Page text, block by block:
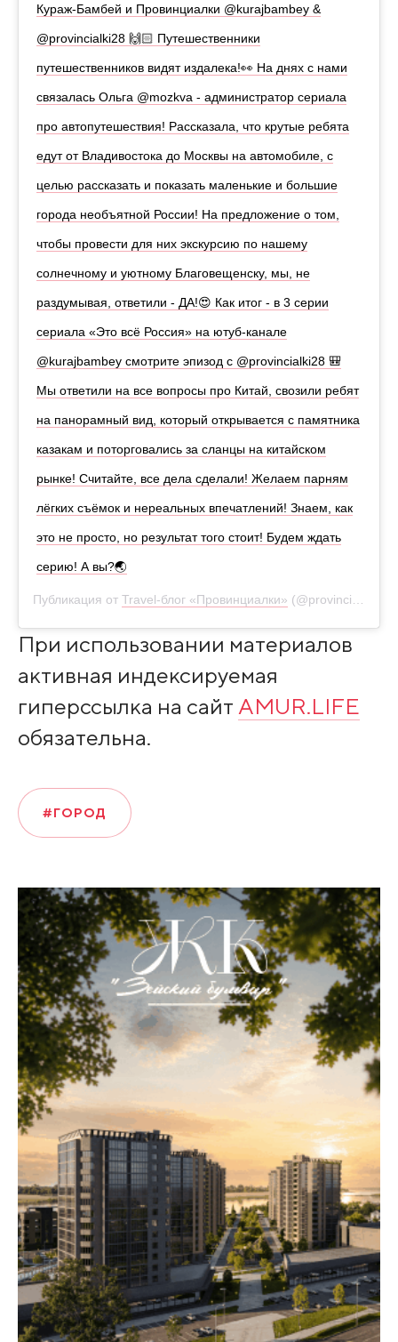
Кураж-Бамбей и Провинциалки @kurajbambey &
@provincialki28 🙌🏻 Путешественники
путешественников видят издалека!👀 На днях с нами
связалась Ольга @mozkva - администратор сериала
про автопутешествия! Рассказала, что крутые ребята
едут от Владивостока до Москвы на автомобиле, с
целью рассказать и показать маленькие и большие
города необъятной России! На предложение о том,
чтобы провести для них экскурсию по нашему
солнечному и уютному Благовещенску, мы, не
раздумывая, ответили - ДА!😍 Как итог - в 3 серии
сериала «Это всё Россия» на ютуб-канале
@kurajbambey смотрите эпизод с @provincialki28 🎒
Мы ответили на все вопросы про Китай, свозили ребят
на панорамный вид, который открывается с памятника
казакам и поторговались за сланцы на китайском
рынке! Считайте, все дела сделали! Желаем парням
лёгких съёмок и нереальных впечатлений! Знаем, как
это не просто, но результат того стоит! Будем ждать
серию! А вы?🌏
Публикация от Travel-блог «Провинциалки» (@provincialki28)
При использовании материалов
активная индексируемая
гиперссылка на сайт AMUR.LIFE
обязательна.
#ГОРОД